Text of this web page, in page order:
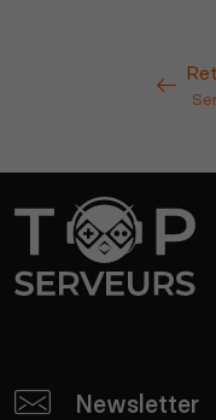
Newsletter